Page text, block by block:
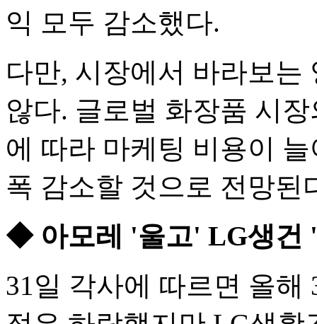
익 모두 감소했다.
다만, 시장에서 바라보는
않다. 글로벌 화장품 시
에 따라 마케팅 비용이
폭 감소할 것으로 전망된
◆ 아모레 '울고' LG생건
31일 각사에 따르면 올